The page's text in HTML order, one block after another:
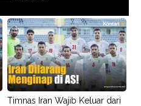
Timnas Iran Wajib Keluar dari